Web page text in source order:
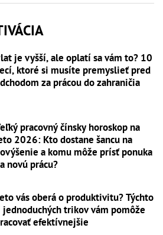
je vyšší, ale oplatí sa vám to? 10
ktoré si musíte premyslieť pred
za prácou do zahraničia
pracovný čínsky horoskop na
2026: Kto dostane šancu na
a komu môže prísť ponuka
novú prácu?
vás oberá o produktivitu? Týchto
jednoduchých trikov vám pomôže
efektívnejšie